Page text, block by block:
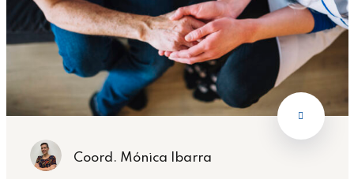
Coord. Mónica Ibarra